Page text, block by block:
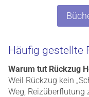
Häufig gestellte
Warum tut Rückzug
Weil Rückzug kein
Weg, Reizüberflutung